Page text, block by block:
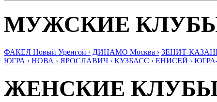
МУЖСКИЕ
ФАКЕЛ Новый Уренгой › ДИНАМО Москва › ЗЕНИТ-
ЮГРА › НОВА › ЯРОСЛАВИЧ › КУЗБАСС › ЕНИСЕЙ ›
ЖЕНСКИЕ